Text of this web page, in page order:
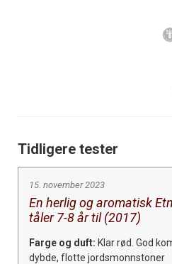
Tidligere tester
15. november 2023
En herlig og aromatisk
tåler 7-8 år til (2017)
Farge og duft: Klar rød. God
dybde, flotte jordsmonnstoner